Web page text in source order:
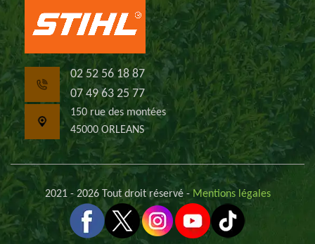
02 52 56 18 87
07 49 63 25 77
150 rue des montées
45000 ORLEANS
2021 - 2026 Tout droit réservé - Mentions légales